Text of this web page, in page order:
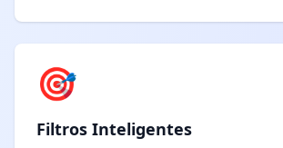
🎯
Filtros Inteligentes